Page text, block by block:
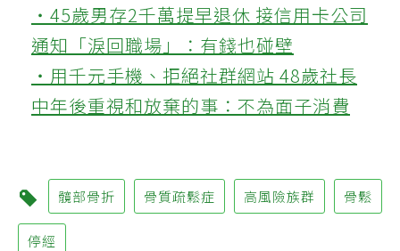
‧45歲男存2千萬提早退休 接信用卡公司
通知「淚回職場」：有錢也碰壁
‧用千元手機、拒絕社群網站 48歲社長
中年後重視和放棄的事：不為面子消費
髖部骨折 骨質疏鬆症 高風險族群 骨鬆
停經